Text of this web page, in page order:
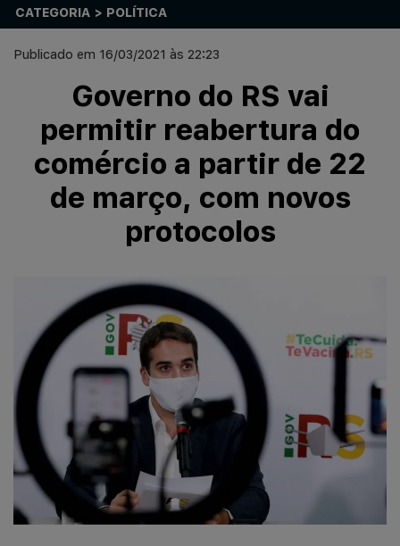
CATEGORIA > POLÍTICA
Publicado em 16/03/2021 às 22:23
Governo do RS vai
permitir reabertura do
comércio a partir de 22
de março, com novos
protocolos